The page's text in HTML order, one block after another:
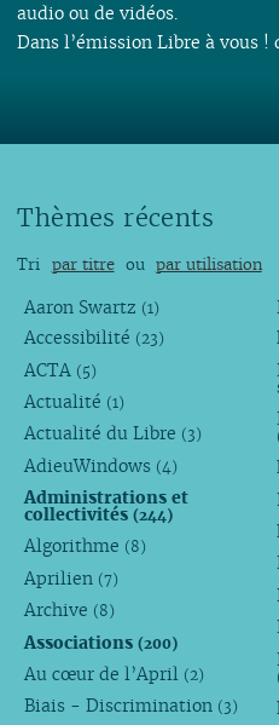
audio ou de vidéos.
Dans l’émission Libre à vous !
Thèmes récents
Tri par titre ou par utilisation
Aaron Swartz (1)
Accessibilité (23)
ACTA (5)
Actualité (1)
Actualité du Libre (3)
AdieuWindows (4)
Administrations et
collectivités (244)
Algorithme (8)
Aprilien (7)
Archive (8)
Associations (200)
Au cœur de l’April (2)
Biais - Discrimination (3)